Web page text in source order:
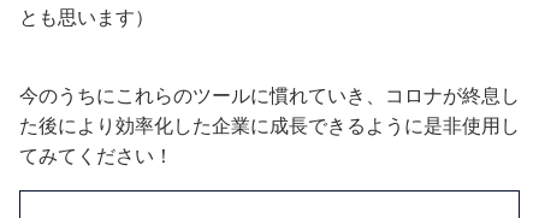
とも思います）
今のうちにこれらのツールに慣れていき、コロナが終息し
た後により効率化した企業に成長できるように是非使用し
てみてください！